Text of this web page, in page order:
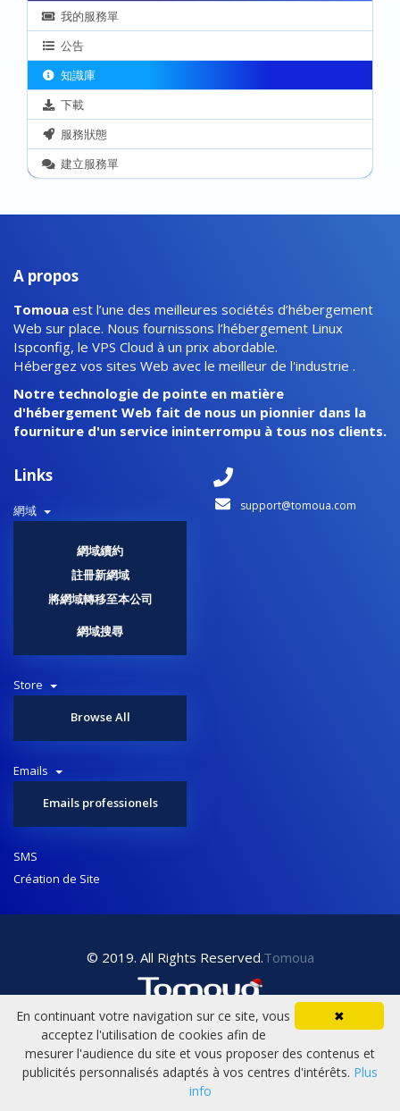
我的服務單
公告
知識庫
下載
服務狀態
建立服務單
A propos
Tomoua est l’une des meilleures sociétés d’hébergement
Web sur place. Nous fournissons l’hébergement Linux
Ispconfig, le VPS Cloud à un prix abordable.
Hébergez vos sites Web avec le meilleur de l'industrie .
Notre technologie de pointe en matière
d'hébergement Web fait de nous un pionnier dans la
fourniture d'un service ininterrompu à tous nos clients.
Links
網域
網域續約
註冊新網域
將網域轉移至本公司
網域搜尋
Store
Browse All
Emails
Emails professionels
SMS
Création de Site
support@tomoua.com
© 2019. All Rights Reserved.Tomoua
✖
En continuant votre navigation sur ce site, vous
acceptez l'utilisation de cookies afin de
mesurer l'audience du site et vous proposer des contenus et
publicités personnalisés adaptés à vos centres d'intérêts. Plus
info